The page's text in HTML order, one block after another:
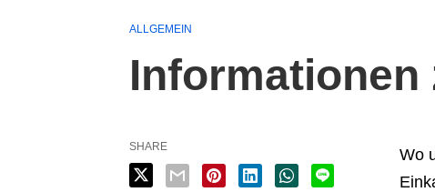
ALLGEMEIN
Wo
SHARE